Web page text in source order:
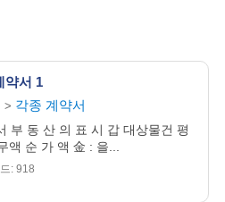
위하여 이 증서 2통을 작성하
여 각 1통씩
약서 1
> 각종 계약서
부 동 산 의 표 시 갑 대상물건 평
액 순 가 액 金 : 을...
: 918